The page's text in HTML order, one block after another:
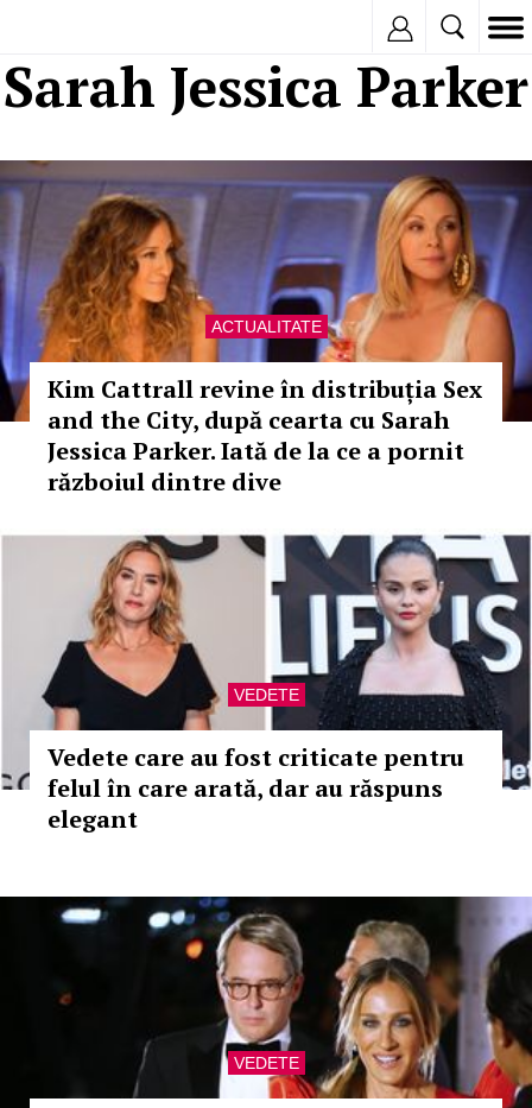
Sarah Jessica Parker
ACTUALITATE
Kim Cattrall revine în distribuția Sex
and the City, după cearta cu Sarah
Jessica Parker. Iată de la ce a pornit
războiul dintre dive
VEDETE
Vedete care au fost criticate pentru
felul în care arată, dar au răspuns
elegant
VEDETE